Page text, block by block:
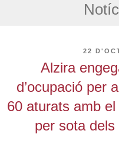
22
Alzira
d’ocupació per
60 aturats amb el
per sota